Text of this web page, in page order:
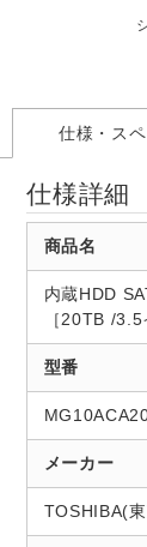
仕様・ス
仕様詳細
商品名
内蔵HDD
［20TB /3.5
型番
メーカー
TOSHIBA(